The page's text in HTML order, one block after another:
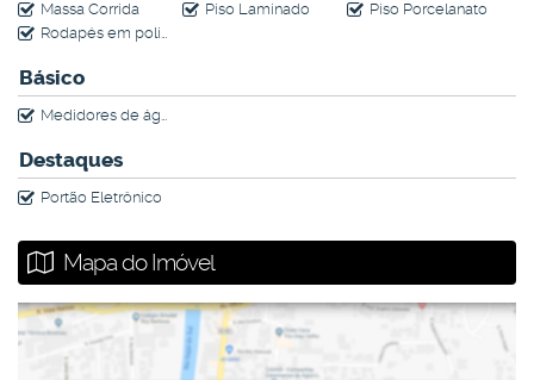
Massa Corrida
Piso Laminado
Piso Porcelanato
Rodapés em poliestireno
Básico
Medidores de água, luz e gás individuais
Destaques
Portão Eletrônico
Mapa do Imóvel